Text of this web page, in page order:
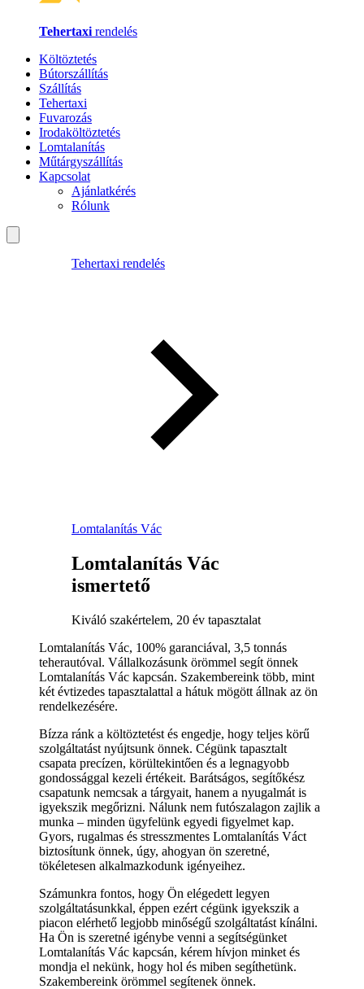
Tehertaxi rendelés
Költöztetés
Bútorszállítás
Szállítás
Tehertaxi
Fuvarozás
Irodaköltöztetés
Lomtalanítás
Műtárgyszállítás
Kapcsolat
Ajánlatkérés
Rólunk
Tehertaxi rendelés
Lomtalanítás Vác
Lomtalanítás Vác
ismertető
Kiváló szakértelem, 20 év tapasztalat
Lomtalanítás Vác, 100% garanciával, 3,5 tonnás
teherautóval. Vállalkozásunk örömmel segít önnek
Lomtalanítás Vác kapcsán. Szakembereink több, mint
két évtizedes tapasztalattal a hátuk mögött állnak az ön
rendelkezésére.
Bízza ránk a költöztetést és engedje, hogy teljes körű
szolgáltatást nyújtsunk önnek. Cégünk tapasztalt
csapata precízen, körültekintően és a legnagyobb
gondossággal kezeli értékeit. Barátságos, segítőkész
csapatunk nemcsak a tárgyait, hanem a nyugalmát is
igyekszik megőrizni. Nálunk nem futószalagon zajlik a
munka – minden ügyfelünk egyedi figyelmet kap.
Gyors, rugalmas és stresszmentes Lomtalanítás Váct
biztosítunk önnek, úgy, ahogyan ön szeretné,
tökéletesen alkalmazkodunk igényeihez.
Számunkra fontos, hogy Ön elégedett legyen
szolgáltatásunkkal, éppen ezért cégünk igyekszik a
piacon elérhető legjobb minőségű szolgáltatást kínálni.
Ha Ön is szeretné igénybe venni a segítségünket
Lomtalanítás Vác kapcsán, kérem hívjon minket és
mondja el nekünk, hogy hol és miben segíthetünk.
Szakembereink örömmel segítenek önnek.